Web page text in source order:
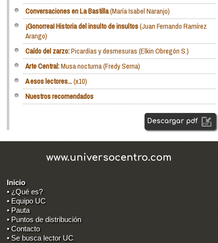
Conversaciones en La Bastilla(María Isabel Naranjo)
¡Gonorrea! Historia del insulto de insultos(Juan Fernando Ramírez
Arango)
Caído del zarzo:Picardías y desmesuras (Elkin Obregón S.)
Arte Central:Musa nocturna (Fredy Serna)
A esos lectores...(x10)
Nuestros recomendados
Descargar pdf
www.universocentro.com
Inicio
• ¿Qué es?
• Equipo UC
• Pauta
• Puntos de distribución
• Contacto
• Se busca lector UC